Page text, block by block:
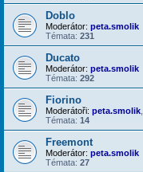
Doblo
Moderátor: peta.smolik
Témata: 231
Ducato
Moderátor: peta.smolik
Témata: 292
Fiorino
Moderátoři: peta.smolik,
Témata: 14
Freemont
Moderátor: peta.smolik
Témata: 27